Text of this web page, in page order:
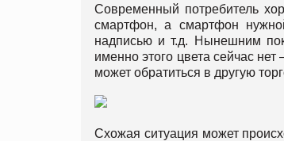
Современный потребитель
смартфон, а смартфон
надписью и т.д. Нынешним
именно этого цвета сейчас
может обратиться в другую
Схожая ситуация может